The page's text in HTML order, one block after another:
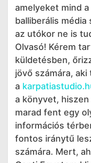
amelyeket mind
balliberális
az utókor ne is
Olvasó! Kérem
küldetésben,
jövő számára, aki
a
a könyvet,
marad fent egy
információs
fontos iránytű
számára. Mert,